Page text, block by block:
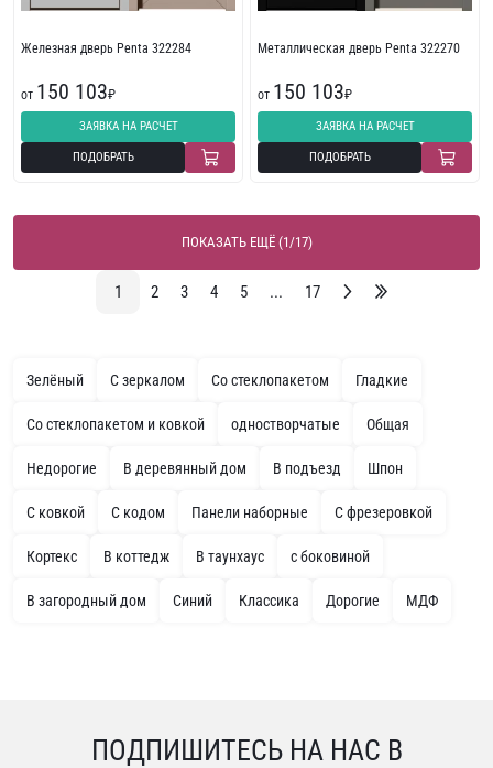
Железная дверь Penta 322284
от 150 103₽
ЗАЯВКА НА РАСЧЕТ
ПОДОБРАТЬ
Металлическая дверь Penta 322270
от 150 103₽
ЗАЯВКА НА РАСЧЕТ
ПОДОБРАТЬ
ПОКАЗАТЬ ЕЩЁ (1/17)
1 2 3 4 5 ... 17
Зелёный С зеркалом Со стеклопакетом Гладкие
Со стеклопакетом и ковкой одностворчатые Общая
Недорогие В деревянный дом В подъезд Шпон
С ковкой С кодом Панели наборные С фрезеровкой
Кортекс В коттедж В таунхаус с боковиной
В загородный дом Синий Классика Дорогие МДФ
ПОДПИШИТЕСЬ НА НАС В